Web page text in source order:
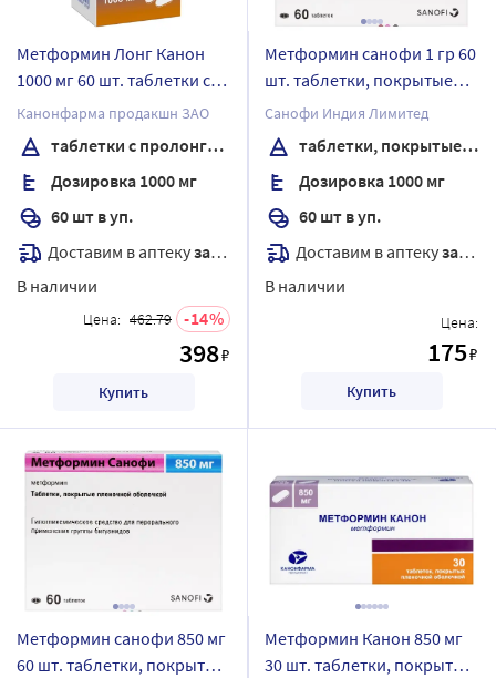
Метформин Лонг Канон
1000 мг 60 шт. таблетки с
пролонгированным
высвобождением банка
Канонфарма продакшн ЗАО
таблетки с пролонгированным высвобождением
Дозировка 1000 мг
60 шт в уп.
Доставим в аптекузавтра
В наличии
Цена: 462.79 14
398₽
Купить
Метформин санофи 1 гр 60
шт. таблетки, покрытые
пленочной оболочкой
Санофи Индия Лимитед
таблетки, покрытые пленочной оболочкой
Дозировка 1000 мг
60 шт в уп.
Доставим в аптекузавтра
В наличии
Цена:
175₽
Купить
Метформин санофи 850 мг
60 шт. таблетки, покрытые
Метформин Канон 850 мг
30 шт. таблетки, покрытые